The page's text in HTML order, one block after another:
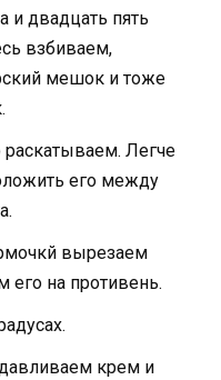
и двадцать пять
взбиваем,
мешок и тоже
раскатываем. Легче
его между
вырезаем
его на противень.
крем и